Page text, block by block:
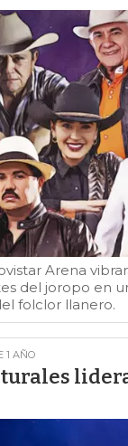
Arena
del joropo en
folclor llanero.
1 AÑO